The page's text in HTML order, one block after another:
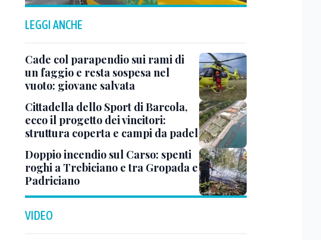
LEGGI ANCHE
Cade col parapendio sui rami di
un faggio e resta sospesa nel
vuoto: giovane salvata
Cittadella dello Sport di Barcola,
ecco il progetto dei vincitori:
struttura coperta e campi da padel
Doppio incendio sul Carso: spenti
roghi a Trebiciano e tra Gropada e
Padriciano
VIDEO